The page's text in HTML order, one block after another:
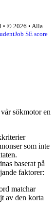
• © 2026 • Alla
SE score
sökmotor en
som inte
baserat på
faktorer:
matchar
av den korta